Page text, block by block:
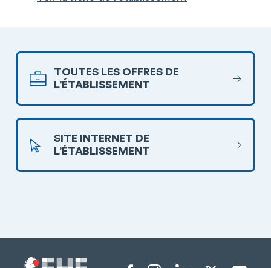
TOUTES LES OFFRES DE
L’ÉTABLISSEMENT
SITE INTERNET DE
L’ÉTABLISSEMENT